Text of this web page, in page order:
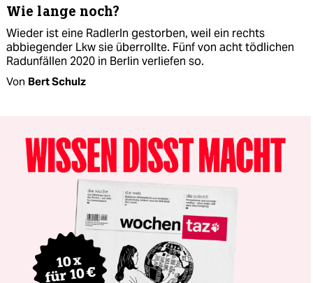
Wie lange noch?
Wieder ist eine RadlerIn gestorben, weil ein rechts
abbiegender Lkw sie überrollte. Fünf von acht tödlichen
Radunfällen 2020 in Berlin verliefen so.
Von Bert Schulz